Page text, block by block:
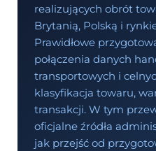
realizujących obrót
Brytanią, Polską i
Prawidłowe
połączenia danych
transportowych i
klasyfikacja towaru,
transakcji. W tym
oficjalne źródła
jak przejść od